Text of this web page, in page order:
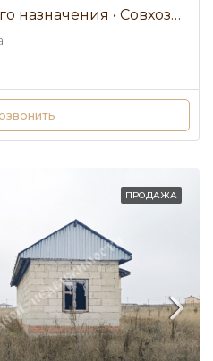
Земля коммерческого назначения • Совхозная улица • Продажа
ПРОДАЖА